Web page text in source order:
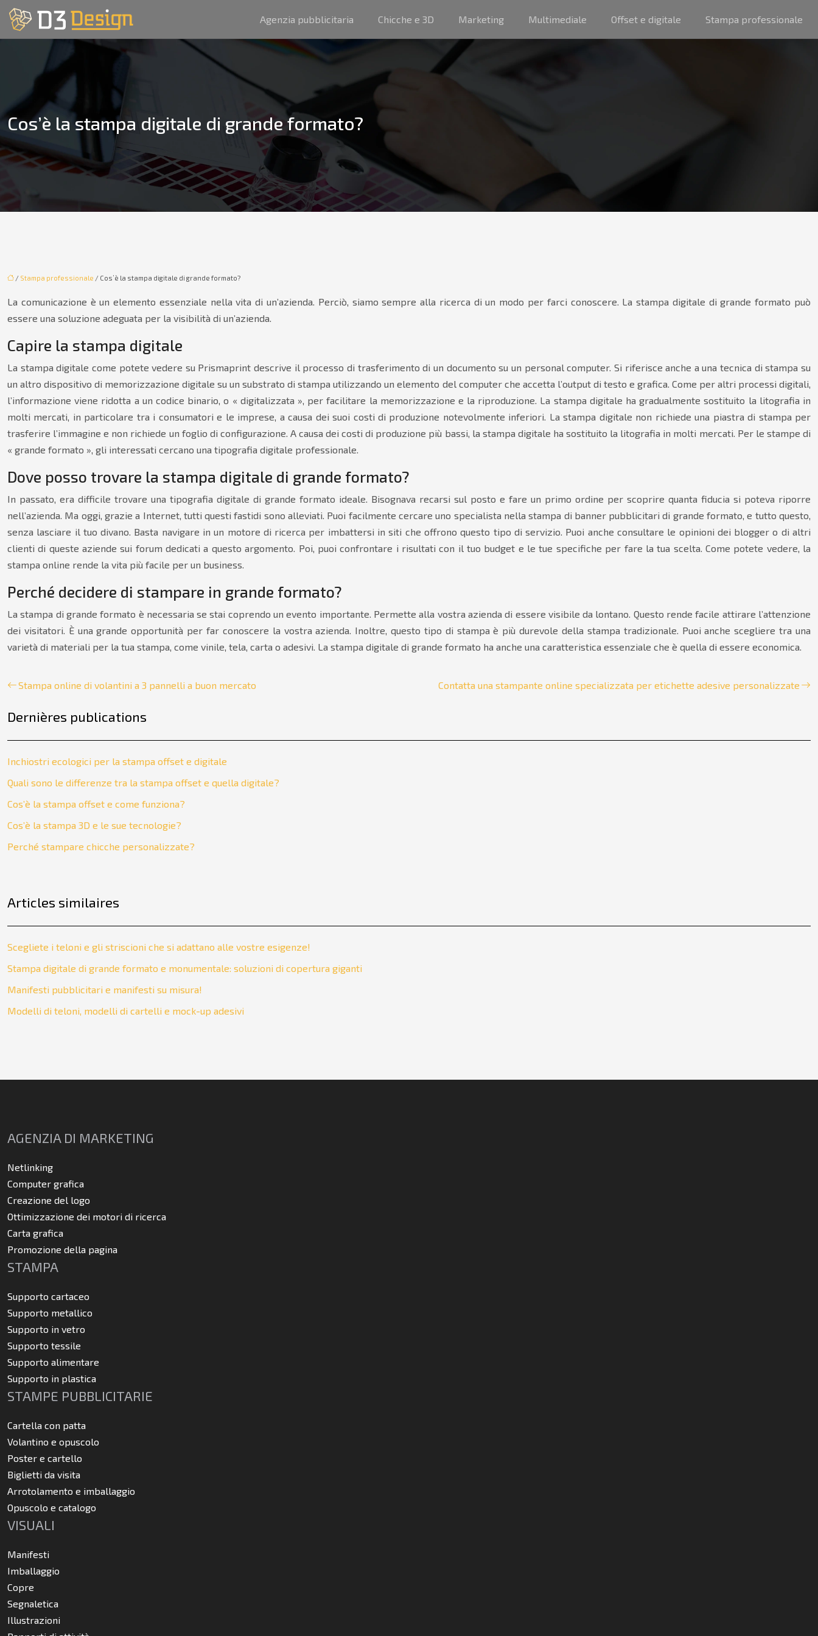
Agenzia pubblicitaria Chicche e 3D Marketing Multimediale Offset e digitale Stampa professionale
Cos’è la stampa digitale di grande formato?
/ Stampa professionale / Cos’è la stampa digitale di grande formato?
La comunicazione è un elemento essenziale nella vita di un’azienda. Perciò, siamo sempre alla ricerca di un modo per farci conoscere. La stampa digitale di grande formato può
essere una soluzione adeguata per la visibilità di un’azienda.
Capire la stampa digitale
La stampa digitale come potete vedere su Prismaprint descrive il processo di trasferimento di un documento su un personal computer. Si riferisce anche a una tecnica di stampa su
un altro dispositivo di memorizzazione digitale su un substrato di stampa utilizzando un elemento del computer che accetta l’output di testo e grafica. Come per altri processi digitali,
l’informazione viene ridotta a un codice binario, o « digitalizzata », per facilitare la memorizzazione e la riproduzione. La stampa digitale ha gradualmente sostituito la litografia in
molti mercati, in particolare tra i consumatori e le imprese, a causa dei suoi costi di produzione notevolmente inferiori. La stampa digitale non richiede una piastra di stampa per
trasferire l’immagine e non richiede un foglio di configurazione. A causa dei costi di produzione più bassi, la stampa digitale ha sostituito la litografia in molti mercati. Per le stampe di
« grande formato », gli interessati cercano una tipografia digitale professionale.
Dove posso trovare la stampa digitale di grande formato?
In passato, era difficile trovare una tipografia digitale di grande formato ideale. Bisognava recarsi sul posto e fare un primo ordine per scoprire quanta fiducia si poteva riporre
nell’azienda. Ma oggi, grazie a Internet, tutti questi fastidi sono alleviati. Puoi facilmente cercare uno specialista nella stampa di banner pubblicitari di grande formato, e tutto questo,
senza lasciare il tuo divano. Basta navigare in un motore di ricerca per imbattersi in siti che offrono questo tipo di servizio. Puoi anche consultare le opinioni dei blogger o di altri
clienti di queste aziende sui forum dedicati a questo argomento. Poi, puoi confrontare i risultati con il tuo budget e le tue specifiche per fare la tua scelta. Come potete vedere, la
stampa online rende la vita più facile per un business.
Perché decidere di stampare in grande formato?
La stampa di grande formato è necessaria se stai coprendo un evento importante. Permette alla vostra azienda di essere visibile da lontano. Questo rende facile attirare l’attenzione
dei visitatori. È una grande opportunità per far conoscere la vostra azienda. Inoltre, questo tipo di stampa è più durevole della stampa tradizionale. Puoi anche scegliere tra una
varietà di materiali per la tua stampa, come vinile, tela, carta o adesivi. La stampa digitale di grande formato ha anche una caratteristica essenziale che è quella di essere economica.
Stampa online di volantini a 3 pannelli a buon mercato Contatta una stampante online specializzata per etichette adesive personalizzate
Dernières publications
Inchiostri ecologici per la stampa offset e digitale
Quali sono le differenze tra la stampa offset e quella digitale?
Cos’è la stampa offset e come funziona?
Cos’è la stampa 3D e le sue tecnologie?
Perché stampare chicche personalizzate?
Articles similaires
Scegliete i teloni e gli striscioni che si adattano alle vostre esigenze!
Stampa digitale di grande formato e monumentale: soluzioni di copertura giganti
Manifesti pubblicitari e manifesti su misura!
Modelli di teloni, modelli di cartelli e mock-up adesivi
AGENZIA DI MARKETING
Netlinking
Computer grafica
Creazione del logo
Ottimizzazione dei motori di ricerca
Carta grafica
Promozione della pagina
STAMPA
Supporto cartaceo
Supporto metallico
Supporto in vetro
Supporto tessile
Supporto alimentare
Supporto in plastica
STAMPE PUBBLICITARIE
Cartella con patta
Volantino e opuscolo
Poster e cartello
Biglietti da visita
Arrotolamento e imballaggio
Opuscolo e catalogo
VISUALI
Manifesti
Imballaggio
Copre
Segnaletica
Illustrazioni